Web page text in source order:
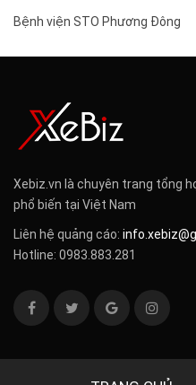
Bệnh viện STO Phương Đông
Xebiz.vn là chuyên trang tổng
phổ biến tại Việt Nam
Liên hệ quảng cáo:
Hotline: 0983.883.281